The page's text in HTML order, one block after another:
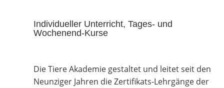
Indi­vi­du­el­ler Unter­richt, Tages- und
Wochenend-Kurse
Die Tie­re Aka­de­mie gestal­tet und lei­tet seit den
Neun­zi­ger Jah­ren die Zer­ti­fi­kats-Lehr­gän­ge der